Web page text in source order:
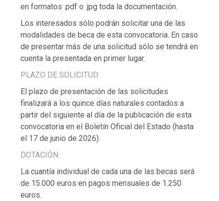
en formatos .pdf o .jpg toda la documentación.
Los interesados sólo podrán solicitar una de las
modalidades de beca de esta convocatoria. En caso
de presentar más de una solicitud sólo se tendrá en
cuenta la presentada en primer lugar.
PLAZO DE SOLICITUD:
El plazo de presentación de las solicitudes
finalizará a los quince días naturales contados a
partir del siguiente al día de la publicación de esta
convocatoria en el Boletín Oficial del Estado (hasta
el 17 de junio de 2026).
DOTACIÓN:
La cuantía individual de cada una de las becas será
de 15.000 euros en pagos mensuales de 1.250
euros.